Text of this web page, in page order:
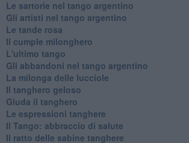
Le sartorie nel tango argentino
Gli artisti nel tango argentino
Le tande rosa
Il cumple milonghero
L'ultimo tango
Gli abbandoni nel tango argentino
La milonga delle lucciole
Il tanghero geloso
Giuda il tanghero
Le espressioni tanghere
Il Tango: abbraccio di salute
Il ratto delle sabine tanghere